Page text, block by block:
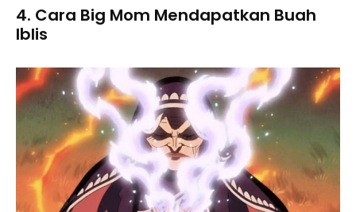
4. Cara Big Mom Mendapatkan Buah
Iblis